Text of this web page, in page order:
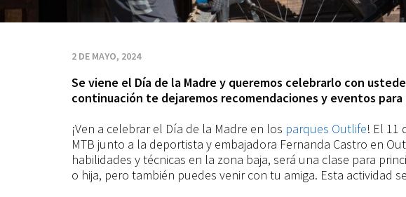
Madre
parques
2 DE MAYO, 2024
Se viene el Día de la Madre y queremos celebrarlo con
continuación te dejaremos recomendaciones y eventos para
¡Ven a celebrar el Día de la Madre en los parques Outlife! El 11
MTB junto a la deportista y embajadora Fernanda Castro en
habilidades y técnicas en la zona baja, será una clase para
o hija, pero también puedes venir con tu amiga. Esta actividad